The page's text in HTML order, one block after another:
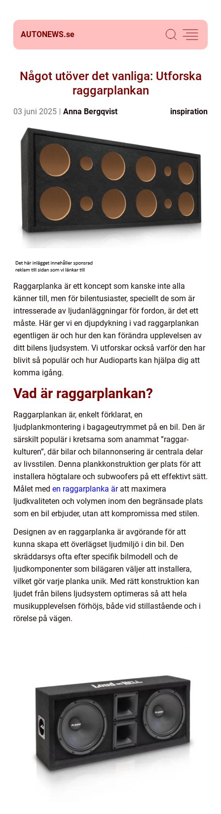
AUTONEWS.se
Något utöver det vanliga: Utforska
raggarplankan
03 juni 2025 Anna Bergqvist inspiration
Raggarplanka är ett koncept som kanske inte alla
känner till, men för bilentusiaster, speciellt de som är
intresserade av ljudanläggningar för fordon, är det ett
måste. Här ger vi en djupdykning i vad raggarplankan
egentligen är och hur den kan förändra upplevelsen av
ditt bilens ljudsystem. Vi utforskar också varför den har
blivit så populär och hur Audioparts kan hjälpa dig att
komma igång.
Vad är raggarplankan?
Raggarplankan är, enkelt förklarat, en
ljudplankmontering i bagageutrymmet på en bil. Den är
särskilt populär i kretsarna som anammat ”raggar-
kulturen”, där bilar och bilannonsering är centrala delar
av livsstilen. Denna plankkonstruktion ger plats för att
installera högtalare och subwoofers på ett effektivt sätt.
Målet med en raggarplanka äratt maximera
ljudkvaliteten och volymen inom den begränsade plats
som en bil erbjuder, utan att kompromissa med stilen.
Designen av en raggarplanka är avgörande för att
kunna skapa ett överlägset ljudmiljö i din bil. Den
skräddarsys ofta efter specifik bilmodell och de
ljudkomponenter som bilägaren väljer att installera,
vilket gör varje planka unik. Med rätt konstruktion kan
ljudet från bilens ljudsystem optimeras så att hela
musikupplevelsen förhöjs, både vid stillastående och i
rörelse på vägen.